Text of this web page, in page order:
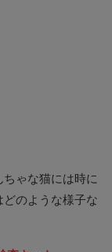
ゃな猫には時に
のような様子な